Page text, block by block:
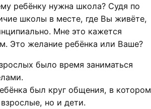
ребёнку нужна школа? Судя по
школы в месте, где Вы живёте,
Мне это кажется
Это желание ребёнка или Ваше?
было время заниматься
был круг общения, в котором
но и дети.